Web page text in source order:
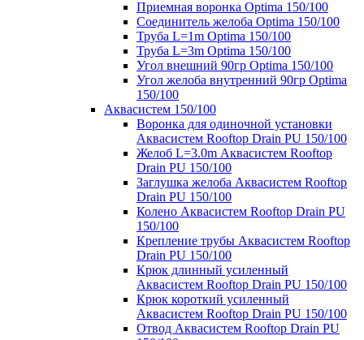
Приемная воронка Optima 150/100
Соединитель желоба Optima 150/100
Труба L=1m Optima 150/100
Труба L=3m Optima 150/100
Угол внешний 90гр Optima 150/100
Угол желоба внутренний 90гр Optima
150/100
Аквасистем 150/100
Воронка для одиночной установки
Аквасистем Rooftop Drain PU 150/100
Желоб L=3.0m Аквасистем Rooftop
Drain PU 150/100
Заглушка желоба Аквасистем Rooftop
Drain PU 150/100
Колено Аквасистем Rooftop Drain PU
150/100
Крепление трубы Аквасистем Rooftop
Drain PU 150/100
Крюк длинный усиленный
Аквасистем Rooftop Drain PU 150/100
Крюк короткий усиленный
Аквасистем Rooftop Drain PU 150/100
Отвод Аквасистем Rooftop Drain PU